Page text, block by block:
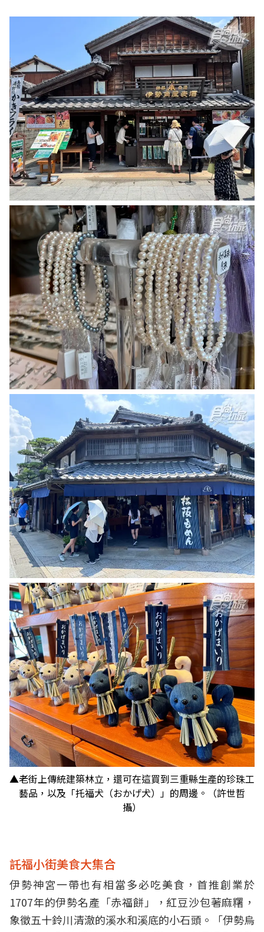
▲老街上傳統建築林立，還可在這買到三重縣生產的珍珠工
藝品，以及「托福犬（おかげ犬）」的周邊。（許世哲
攝）
託福小街美食大集合
伊勢神宮一帶也有相當多必吃美食，首推創業於
1707年的伊勢名產「赤福餅」，紅豆沙包著麻糬，
象徵五十鈴川清澈的溪水和溪底的小石頭。「伊勢烏